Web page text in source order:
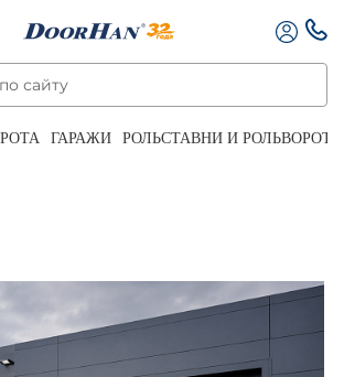
ГАРАЖИ РОЛЬСТАВНИ И РОЛЬВОРОТА